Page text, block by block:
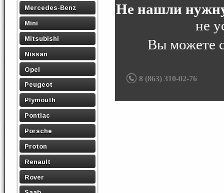
Mercedes-Benz
Mini
Mitsubishi
Nissan
Opel
Peugeot
Plymouth
Pontiac
Porsche
Proton
Renault
Rover
Не нашли
не
Вы можете
8 (863) 310-02-76